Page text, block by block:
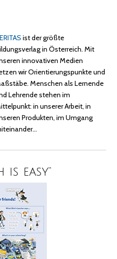
ist der größte
in Österreich. Mit
innovativen Medien
wir Orientierungspunkte und
Menschen als Lernende
Lehrende stehen im
in unserer Arbeit, in
Produkten, im Umgang
is easy“